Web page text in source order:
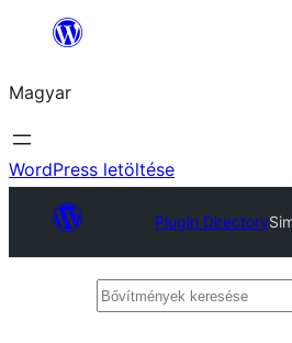
Ugrás
tartalomhoz
Magyar
WordPress letöltése
Plugin Directory
Bővítmények